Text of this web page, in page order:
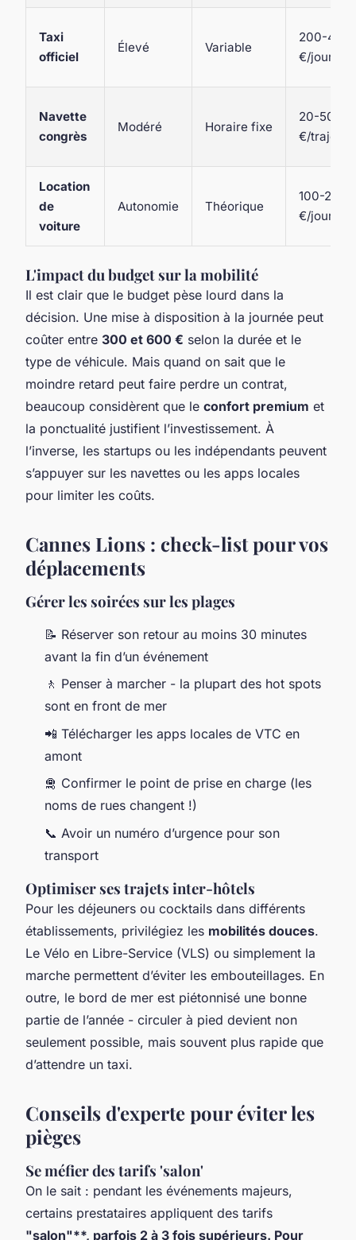
Taxi
officiel
Élevé Variable
200-400
€/journée
Navette
congrès
Modéré Horaire fixe
20-50
€/trajet
Location
de
voiture
Autonomie Théorique
100-250
€/jour
L'impact du budget sur la mobilité
Il est clair que le budget pèse lourd dans la
décision. Une mise à disposition à la journée peut
coûter entre 300 et 600 € selon la durée et le
type de véhicule. Mais quand on sait que le
moindre retard peut faire perdre un contrat,
beaucoup considèrent que le confort premium et
la ponctualité justifient l’investissement. À
l’inverse, les startups ou les indépendants peuvent
s’appuyer sur les navettes ou les apps locales
pour limiter les coûts.
Cannes Lions : check-list pour vos
déplacements
Gérer les soirées sur les plages
📝 Réserver son retour au moins 30 minutes
avant la fin d’un événement
🚶 Penser à marcher - la plupart des hot spots
sont en front de mer
📲 Télécharger les apps locales de VTC en
amont
🛅 Confirmer le point de prise en charge (les
noms de rues changent !)
📞 Avoir un numéro d’urgence pour son
transport
Optimiser ses trajets inter-hôtels
Pour les déjeuners ou cocktails dans différents
établissements, privilégiez les mobilités douces.
Le Vélo en Libre-Service (VLS) ou simplement la
marche permettent d’éviter les embouteillages. En
outre, le bord de mer est piétonnisé une bonne
partie de l’année - circuler à pied devient non
seulement possible, mais souvent plus rapide que
d’attendre un taxi.
Conseils d'experte pour éviter les
pièges
Se méfier des tarifs 'salon'
On le sait : pendant les événements majeurs,
certains prestataires appliquent des tarifs
"salon"**, parfois 2 à 3 fois supérieurs. Pour